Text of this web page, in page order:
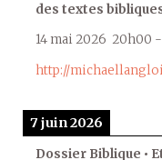
des textes
14 mai 2026 20h00 -
http://
7 juin 2026
Dossier Biblique •